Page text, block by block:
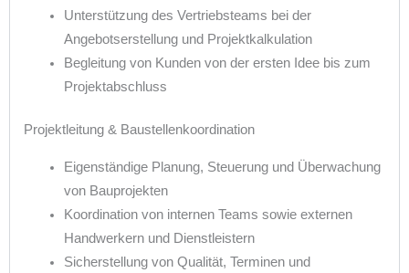
Unterstützung des Vertriebsteams bei der
Angebotserstellung und Projektkalkulation
Begleitung von Kunden von der ersten Idee bis zum
Projektabschluss
Projektleitung & Baustellenkoordination
Eigenständige Planung, Steuerung und Überwachung
von Bauprojekten
Koordination von internen Teams sowie externen
Handwerkern und Dienstleistern
Sicherstellung von Qualität, Terminen und